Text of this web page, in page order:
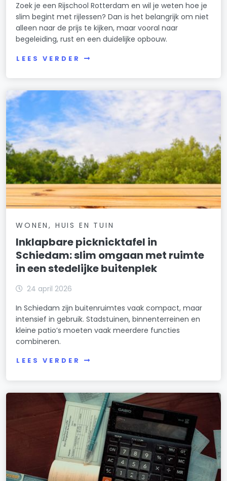
Zoek je een Rijschool Rotterdam en wil je weten hoe je
slim begint met rijlessen? Dan is het belangrijk om niet
alleen naar de prijs te kijken, maar vooral naar
begeleiding, rust en een duidelijke opbouw.
LEES VERDER
WONEN, HUIS EN TUIN
Inklapbare picknicktafel in
Schiedam: slim omgaan met ruimte
in een stedelijke buitenplek
24 april 2026
In Schiedam zijn buitenruimtes vaak compact, maar
intensief in gebruik. Stadstuinen, binnenterreinen en
kleine patio’s moeten vaak meerdere functies
combineren.
LEES VERDER